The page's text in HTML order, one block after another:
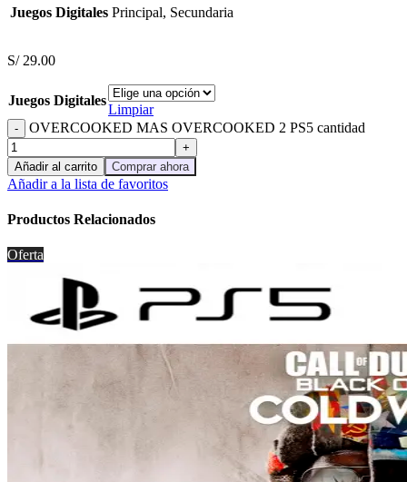
Juegos Digitales Principal, Secundaria
S/29.00
Juegos Digitales
Limpiar
OVERCOOKED MAS OVERCOOKED 2 PS5 cantidad
Añadir al carrito Comprar ahora
Añadir a la lista de favoritos
Productos Relacionados
Oferta